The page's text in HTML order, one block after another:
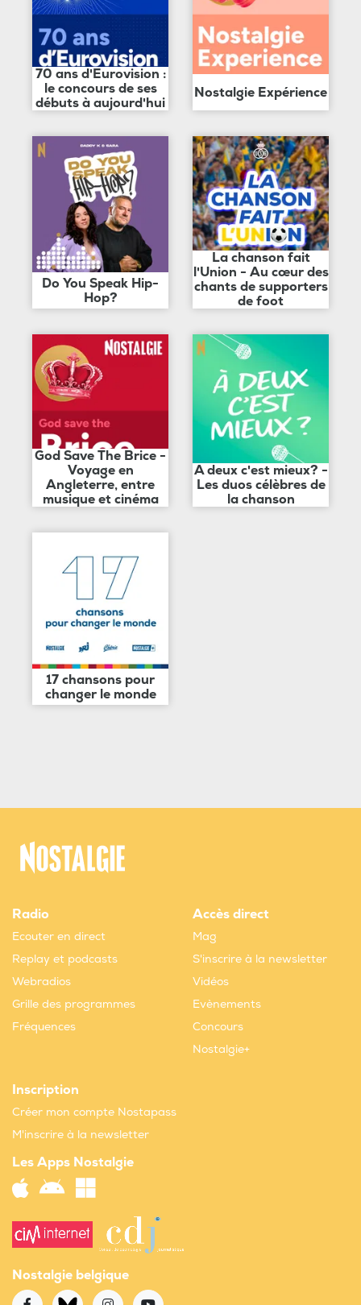
70 ans d'Eurovision :
le concours de ses
débuts à aujourd'hui
Nostalgie Expérience
Do You Speak Hip-
Hop?
La chanson fait
l'Union - Au cœur des
chants de supporters
de foot
God Save The Brice -
Voyage en
Angleterre, entre
musique et cinéma
A deux c'est mieux? -
Les duos célèbres de
la chanson
17 chansons pour
changer le monde
Radio
Ecouter en direct
Replay et podcasts
Webradios
Grille des programmes
Fréquences
Accès direct
Mag
S'inscrire à la newsletter
Vidéos
Evènements
Concours
Nostalgie+
Inscription
Créer mon compte Nostapass
M'inscrire à la newsletter
Les Apps Nostalgie
Nostalgie belgique